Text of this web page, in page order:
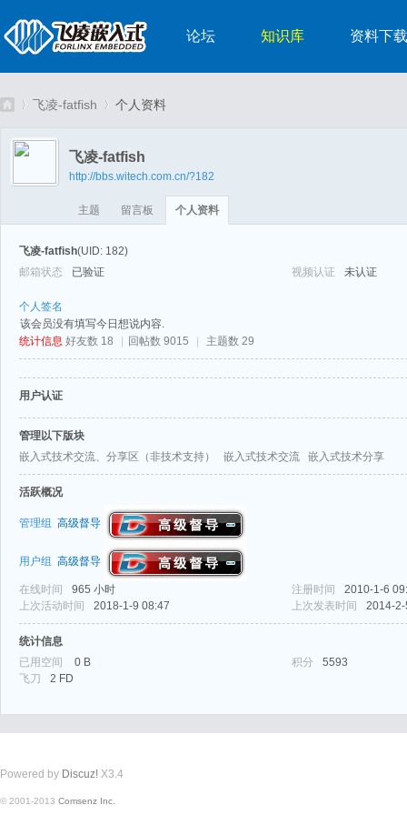
论坛 知识库 资料下载
嵌›
飞凌-fatfish
›
个人资料
飞凌-fatfish
http://bbs.witech.com.cn/?182
主题 留言板 个人资料
飞凌-fatfish(UID: 182)
邮箱状态
已验证 视频认证 未认证
个人签名
该会员没有填写今日想说内容.
统计信息 好友数 18 回帖数 9015 主题数 29
用户认证
管理以下版块
嵌入式技术交流、分享区（非技术支持）
嵌入式技术交流 嵌入式技术分享
活跃概况
管理组 高级督导
用户组 高级督导
在线时间 965 小时 注册时间
2010-1-6
上次活动时间
2018-1-9 08:47 上次发表时间 2014-
统计信息
已用空间
0 B 积分
5593
飞刀
2 FD
Powered by Discuz! X3.4
© 2001-2013 Comsenz Inc.